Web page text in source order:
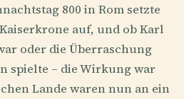
800 in Rom setzte
auf, und ob Karl
oder die Überraschung
spielte – die Wirkung war
Lande waren nun an ein